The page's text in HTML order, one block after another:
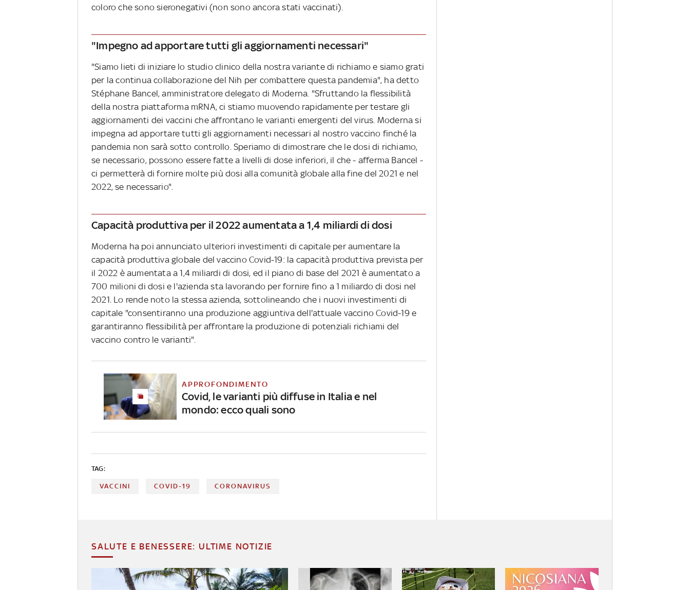
coloro che sono sieronegativi (non sono ancora stati vaccinati).
"Impegno ad apportare tutti gli aggiornamenti necessari"
"Siamo lieti di iniziare lo studio clinico della nostra variante di richiamo e siamo grati
per la continua collaborazione del Nih per combattere questa pandemia", ha detto
Stéphane Bancel, amministratore delegato di Moderna. "Sfruttando la flessibilità
della nostra piattaforma mRNA, ci stiamo muovendo rapidamente per testare gli
aggiornamenti dei vaccini che affrontano le varianti emergenti del virus. Moderna si
impegna ad apportare tutti gli aggiornamenti necessari al nostro vaccino finché la
pandemia non sarà sotto controllo. Speriamo di dimostrare che le dosi di richiamo,
se necessario, possono essere fatte a livelli di dose inferiori, il che - afferma Bancel -
ci permetterà di fornire molte più dosi alla comunità globale alla fine del 2021 e nel
2022, se necessario".
Capacità produttiva per il 2022 aumentata a 1,4 miliardi di dosi
Moderna ha poi annunciato ulteriori investimenti di capitale per aumentare la
capacità produttiva globale del vaccino Covid-19: la capacità produttiva prevista per
il 2022 è aumentata a 1,4 miliardi di dosi, ed il piano di base del 2021 è aumentato a
700 milioni di dosi e l'azienda sta lavorando per fornire fino a 1 miliardo di dosi nel
2021. Lo rende noto la stessa azienda, sottolineando che i nuovi investimenti di
capitale "consentiranno una produzione aggiuntiva dell'attuale vaccino Covid-19 e
garantiranno flessibilità per affrontare la produzione di potenziali richiami del
vaccino contro le varianti".
APPROFONDIMENTO
Covid, le varianti più diffuse in Italia e nel
mondo: ecco quali sono
TAG:
VACCINI COVID-19 CORONAVIRUS
SALUTE E BENESSERE: ULTIME NOTIZIE